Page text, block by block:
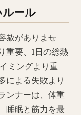
ルール
赦がありませ
重要、1日の総熱
ミングより重
による失敗より
ンナーは、体重
睡眠と筋力を最